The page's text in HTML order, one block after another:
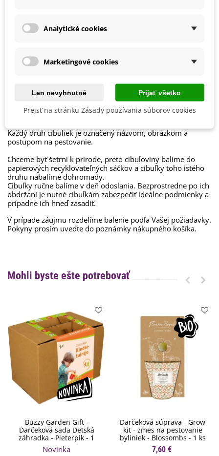
Narcisy možno nechať v prirodzenom prostredí celoročne, je
ale možné ich po zoschnutí listov a zatiahnutí cibuliek vybrať
Vegetačné Obdobie
Obdobie Výsadby
Balenie cibuľovín
Ako balíme cibuľoviny?
Každý druh cibuliek je označený názvom, obrázkom a
postupom na pestovanie.
Chceme byť šetrní k prírode, preto cibuľoviny balíme do
papierových recyklovateľných sáčkov a cibuľky toho istého
druhu nabalíme dohromady.
Cibuľky ručne balíme v deň odoslania. Bezprostredne po ich
obdržaní je nutné cibuľkám zabezpečiť ideálne podmienky a
prípadne ich hneď zasadiť.
V prípade záujmu rozdelíme balenie podľa Vašej požiadavky.
Pokyny prosím uveďte do poznámky nákupného košíka.
Mohli byste ešte potrebovať
Buzzy Garden Gift -
Darčeková sada Detská
záhradka - Pieterpik - 1
balenie
Novinka
Darčeková súprava - Grow
kit - zmes na pestovanie
byliniek - Blossombs - 1 ks
7,60 €
Analytické cookies
Marketingové cookies
Len nevyhnutné Prijať všetko
Prejsť na stránku Zásady používania súborov cookies